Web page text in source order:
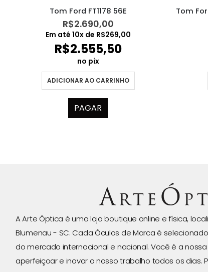
Tom Ford FT1178 56E
R$2.690,00
Em até 10x de R$269,00
R$2.555,50
no pix
ADICIONAR AO CARRINHO
PAGAR
A Arte Óptica é uma loja boutique online e física,
Blumenau - SC. Cada Óculos de Marca é
do mercado internacional e nacional. Você é a
aperfeiçoar e inovar o nosso trabalho todos os dias.